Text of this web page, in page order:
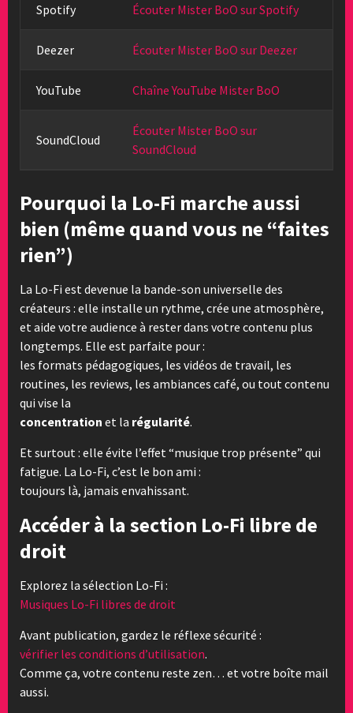
Spotify Écouter Mister BoO sur Spotify
Deezer Écouter Mister BoO sur Deezer
YouTube Chaîne YouTube Mister BoO
SoundCloud
Écouter Mister BoO sur
SoundCloud
Pourquoi la Lo-Fi marche aussi
bien (même quand vous ne “faites
rien”)
La Lo-Fi est devenue la bande-son universelle des
créateurs : elle installe un rythme, crée une atmosphère,
et aide votre audience à rester dans votre contenu plus
longtemps. Elle est parfaite pour :
les formats pédagogiques, les vidéos de travail, les
routines, les reviews, les ambiances café, ou tout contenu
qui vise la
concentration et la régularité.
Et surtout : elle évite l’effet “musique trop présente” qui
fatigue. La Lo-Fi, c’est le bon ami :
toujours là, jamais envahissant.
Accéder à la section Lo-Fi libre de
droit
Explorez la sélection Lo-Fi :
Musiques Lo-Fi libres de droit
Avant publication, gardez le réflexe sécurité :
vérifier les conditions d’utilisation.
Comme ça, votre contenu reste zen… et votre boîte mail
aussi.